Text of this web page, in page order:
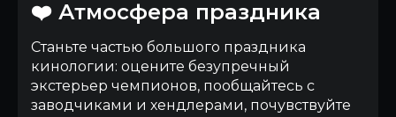
❤️ Атмосфера праздника
Станьте частью большого праздника
кинологии: оцените безупречный
экстерьер чемпионов, пообщайтесь с
заводчиками и хендлерами, почувствуйте